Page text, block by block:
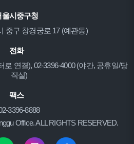
울시중구청
중구 창경궁로 17 (예관동)
전화
로 연결), 02-3396-4000 (야간, 공휴일/당
직실)
팩스
3396-8888
Office. ALL RIGHTS RESERVED.